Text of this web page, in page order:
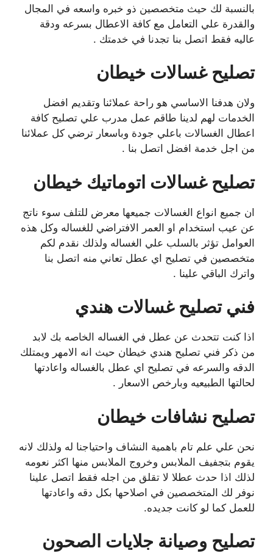
بالنسبة لك حيث متخصصين ذو خبره واسعه في المجال
والقدرة علي التعامل مع كافة الاعطال بسرعه ودقة
عاليه فقط اتصل بنا تجدنا في خدمتك .
تصليح غسالات خيطان
ولان هدفنا الاساسي هو راحة عملائنا وتقديم افضل
الخدمات لهم لدينا طاقم عمل مدرب علي تصليح كافة
اعطال الغسالات باعلي جودة وباسعار ترضي كل عملائنا
من اجل خدمة افضل اتصل بنا .
تصليح غسالات اتوماتيك خيطان
ان جميع انواع الغسالات جميعها معرض للتلف سوء ناتج
عن عيب استخدام او العمر الافتراضي للغساله وكل هذه
العوامل تؤثر بالسلب علي الغساله ولذلك نقدم لكم
متخصصين في تصليح اي عطل تعاني منه اتصل بنا
واترك الباقي علينا .
فني تصليح غسالات هندي
اذا كنت تتحدث عن عطل في الغساله الخاصه بك لابد
من ذكر فني تصليح هندي خيطان حيث انه الامهر ويمتلك
الدقه والسرعه في تصليح اي عطل بالغساله واعادتها
لحالتها الطبيعيه وبارخص الاسعار .
تصليح نشافات خيطان
نحن علي علم تام باهمية النشاف واحتياجنا له ولذلك لانه
يقوم بتجفيف الملابس وخروج الملابس منها اكثر نعومه
لذلك اذا حدث عطلا لا تقلق من اجله فقط اتصل علينا
نوفر لك المتخصصين في اصلاحها بكل دقه واعادتها
للعمل كما لو كانت جديده.
تصليح وصيانة جلايات الصحون